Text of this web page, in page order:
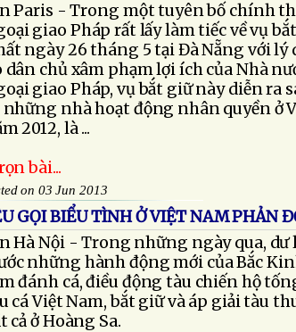
Paris - Trong một tuyên bố chính
giao Pháp rất lấy làm tiếc về vụ
ngày 26 tháng 5 tại Đà Nẵng với lý
dân chủ xâm phạm lợi ích của Nhà
giao Pháp, vụ bắt giữ này diễn ra
nhà hoạt động nhân quyền ở
2012, là ...
bài...
on 03 Jun 2013
GỌI BIỂU TÌNH Ở VIỆT NAM PHẢN
Hà Nội - Trong những ngày qua, dư
những hành động mới của Bắc
đánh cá, điều động tàu chiến hộ
cá Việt Nam, bắt giữ và áp giải tàu
cả ở Hoàng Sa.